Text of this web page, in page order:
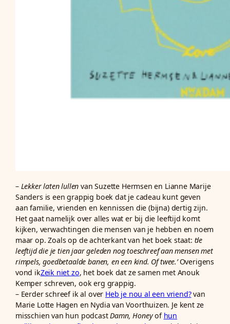
– Lekker laten lullen van Suzette Hermsen en Lianne Marije
Sanders is een grappig boek dat je cadeau kunt geven
aan familie, vrienden en kennissen die (bijna) dertig zijn.
Het gaat namelijk over alles wat er bij die leeftijd komt
kijken, verwachtingen die mensen van je hebben en noem
maar op. Zoals op de achterkant van het boek staat: ‘de
leeftijd die je tien jaar geleden nog toeschreef aan mensen met
rimpels, goedbetaalde banen, en een kind. Of twee.’Overigens
vond ikZeik niet zo, het boek dat ze samen met Anouk
Kemper schreven, ook erg grappig.
– Eerder schreef ik al over Heb je nou al een vriend?van
Marie Lotte Hagen en Nydia van Voorthuizen. Je kent ze
misschien van hun podcastDamn, Honeyof hun